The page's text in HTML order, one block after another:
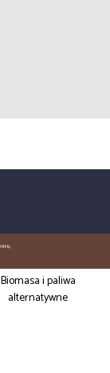
Biomasa i paliwa
alternatywne